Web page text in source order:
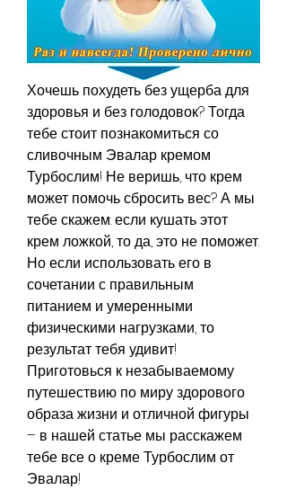
Хочешь похудеть без ущерба для
здоровья и без голодовок? Тогда
тебе стоит познакомиться со
сливочным Эвалар кремом
Турбослим! Не веришь, что крем
может помочь сбросить вес? А мы
тебе скажем: если кушать этот
крем ложкой, то да, это не поможет.
Но если использовать его в
сочетании с правильным
питанием и умеренными
физическими нагрузками, то
результат тебя удивит!
Приготовься к незабываемому
путешествию по миру здорового
образа жизни и отличной фигуры
– в нашей статье мы расскажем
тебе все о креме Турбослим от
Эвалар!